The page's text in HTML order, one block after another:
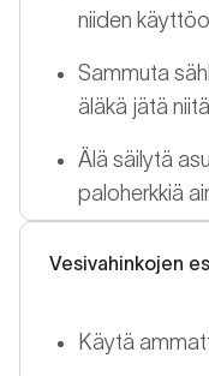
niiden
Sammuta
äläkä jätä
Älä säilytä
paloherkkiä
Vesivahinkojen
Käytä